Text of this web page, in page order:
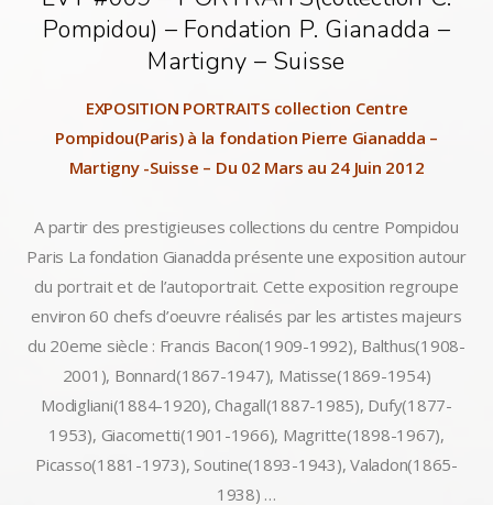
Pompidou) – Fondation P. Gianadda –
Martigny – Suisse
EXPOSITION PORTRAITS collection Centre
Pompidou(Paris) à la fondation Pierre Gianadda –
Martigny -Suisse – Du 02 Mars au 24 Juin 2012
A partir des prestigieuses collections du centre Pompidou
Paris La fondation Gianadda présente une exposition autour
du portrait et de l’autoportrait. Cette exposition regroupe
environ 60 chefs d’oeuvre réalisés par les artistes majeurs
du 20eme siècle : Francis Bacon(1909-1992), Balthus(1908-
2001), Bonnard(1867-1947), Matisse(1869-1954)
Modigliani(1884-1920), Chagall(1887-1985), Dufy(1877-
1953), Giacometti(1901-1966), Magritte(1898-1967),
Picasso(1881-1973), Soutine(1893-1943), Valadon(1865-
1938) …